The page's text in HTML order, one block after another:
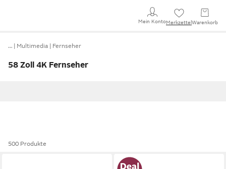
Mein KontoMerkzettel Warenkorb
… Multimedia Fernseher
58 Zoll 4K Fernseher
500 Produkte